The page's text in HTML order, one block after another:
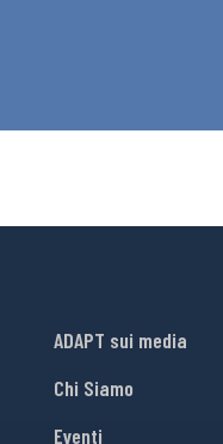
ADAPT sui media
Chi Siamo
Eventi